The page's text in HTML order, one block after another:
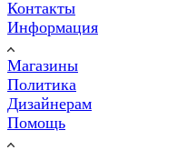
Контакты
Информация
Магазины
Политика
Дизайнерам
Помощь